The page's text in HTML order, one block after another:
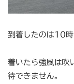
到着したのは10
着いたら強風は吹
待できません。